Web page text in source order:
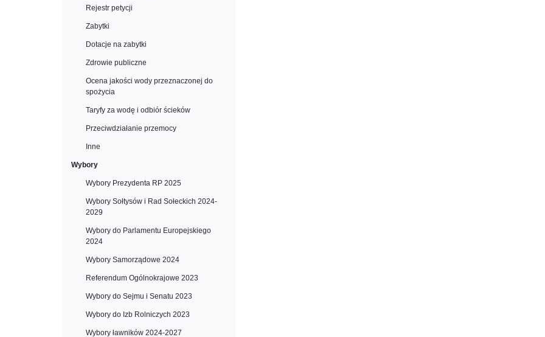
Rejestr petycji
Zabytki
Dotacje na zabytki
Zdrowie publiczne
Ocena jakości wody przeznaczonej do
spożycia
Taryfy za wodę i odbiór ścieków
Przeciwdziałanie przemocy
Inne
Wybory
Wybory Prezydenta RP 2025
Wybory Sołtysów i Rad Sołeckich 2024-
2029
Wybory do Parlamentu Europejskiego
2024
Wybory Samorządowe 2024
Referendum Ogólnokrajowe 2023
Wybory do Sejmu i Senatu 2023
Wybory do Izb Rolniczych 2023
Wybory ławników 2024-2027